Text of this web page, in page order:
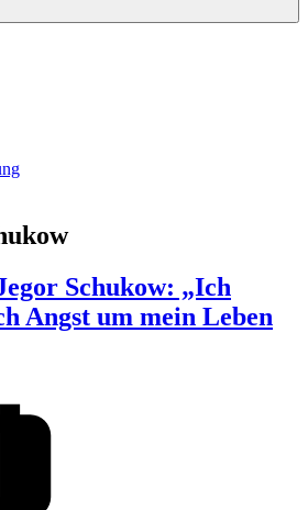
Schukow: „Ich
Angst um mein Leben